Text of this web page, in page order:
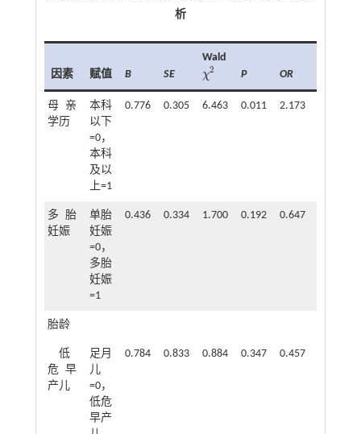
析
因素 赋值 B SE
Wald
χ2
χ2 P OR
母亲
学历
本科
以下
=0，
本科
及以
上=1
0.776 0.305 6.463 0.011 2.173
多胎
妊娠
单胎
妊娠
=0，
多胎
妊娠
=1
0.436 0.334 1.700 0.192 0.647
胎龄
低
危早
产儿
足月
儿
=0，
低危
早产
0.784 0.833 0.884 0.347 0.457